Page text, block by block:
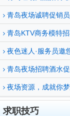
青岛夜场诚聘促销
青岛KTV商务模特
夜色迷人·服务员邀
青岛夜场招聘酒水
夜场资源，成就你
求职技巧